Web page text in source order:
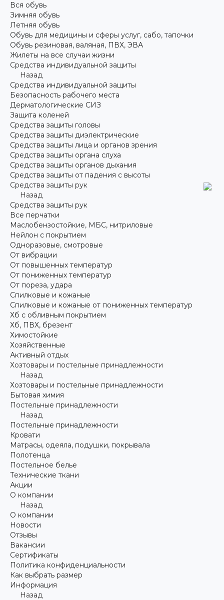
Вся обувь
Зимняя обувь
Летняя обувь
Обувь для медицины и сферы услуг, сабо, тапочки
Обувь резиновая, валяная, ПВХ, ЭВА
Жилеты на все случаи жизни
Средства индивидуальной защиты
Назад
Средства индивидуальной защиты
Безопасность рабочего места
Дерматологические СИЗ
Защита коленей
Средства защиты головы
Средства защиты диэлектрические
Средства защиты лица и органов зрения
Средства защиты органа слуха
Средства защиты органов дыхания
Средства защиты от падения с высоты
Средства защиты рук
Назад
Средства защиты рук
Все перчатки
Маслобензостойкие, МБС, нитриловые
Нейлон с покрытием
Одноразовые, смотровые
От вибрации
От повышенных температур
От пониженных температур
От пореза, удара
Спилковые и кожаные
Спилковые и кожаные от пониженных температур
Хб с обливным покрытием
Хб, ПВХ, брезент
Химостойкие
Хозяйственные
Активный отдых
Хозтовары и постельные принадлежности
Назад
Хозтовары и постельные принадлежности
Бытовая химия
Постельные принадлежности
Назад
Постельные принадлежности
Кровати
Матрасы, одеяла, подушки, покрывала
Полотенца
Постельное белье
Технические ткани
Акции
О компании
Назад
О компании
Новости
Отзывы
Вакансии
Сертификаты
Политика конфиденциальности
Как выбрать размер
Информация
Назад